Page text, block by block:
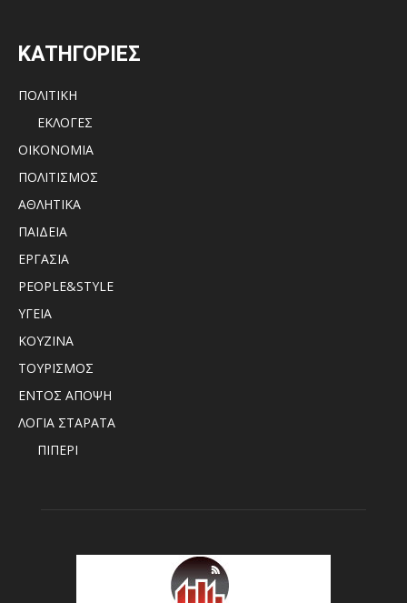
ΚΑΤΗΓΟΡΙΕΣ
ΠΟΛΙΤΙΚΗ
ΕΚΛΟΓΕΣ
ΟΙΚΟΝΟΜΙΑ
ΠΟΛΙΤΙΣΜΟΣ
ΑΘΛΗΤΙΚΑ
ΠΑΙΔΕΙΑ
ΕΡΓΑΣΙΑ
PEOPLE&STYLE
ΥΓΕΙΑ
ΚΟΥΖΙΝΑ
ΤΟΥΡΙΣΜΟΣ
ΕΝΤΟΣ ΑΠΟΨΗ
ΛΟΓΙΑ ΣΤΑΡΑΤΑ
ΠΙΠΕΡΙ